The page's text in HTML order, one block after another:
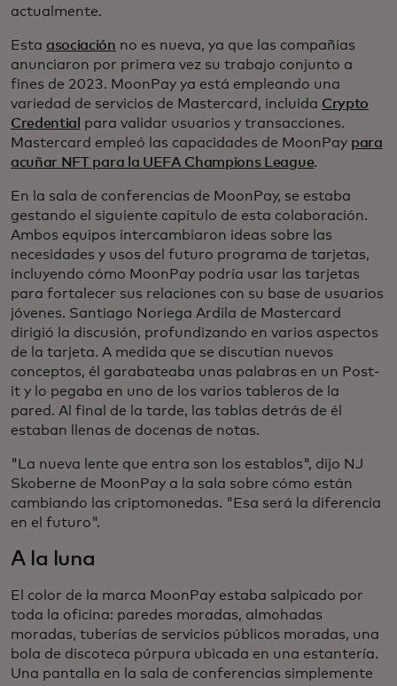
actualmente.
Esta asociación no es nueva, ya que las compañías
anunciaron por primera vez su trabajo conjunto a
fines de 2023. MoonPay ya está empleando una
variedad de servicios de Mastercard, incluida Crypto
Credential
para validar usuarios y transacciones.
Mastercard empleó las capacidades de MoonPay para
acuñar NFT para la UEFA Champions League.
En la sala de conferencias de MoonPay, se estaba
gestando el siguiente capítulo de esta colaboración.
Ambos equipos intercambiaron ideas sobre las
necesidades y usos del futuro programa de tarjetas,
incluyendo cómo MoonPay podría usar las tarjetas
para fortalecer sus relaciones con su base de usuarios
jóvenes. Santiago Noriega Ardila de Mastercard
dirigió la discusión, profundizando en varios aspectos
de la tarjeta. A medida que se discutían nuevos
conceptos, él garabateaba unas palabras en un Post-
it y lo pegaba en uno de los varios tableros de la
pared. Al final de la tarde, las tablas detrás de él
estaban llenas de docenas de notas.
"La nueva lente que entra son los establos", dijo NJ
Skoberne de MoonPay a la sala sobre cómo están
cambiando las criptomonedas. "Esa será la diferencia
en el futuro".
A la luna
El color de la marca MoonPay estaba salpicado por
toda la oficina: paredes moradas, almohadas
moradas, tuberías de servicios públicos moradas, una
bola de discoteca púrpura ubicada en una estantería.
Una pantalla en la sala de conferencias simplemente